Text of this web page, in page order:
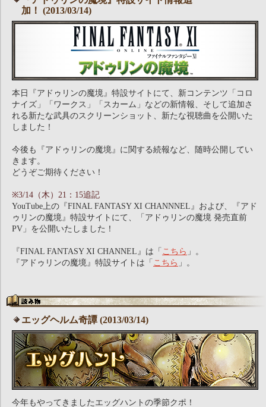
加！ (2013/03/14)
本日『アドゥリンの魔境』特設サイトにて、新コンテンツ「コロ
ナイズ」「ワークス」「スカーム」などの新情報、そして追加さ
れる新たな武具のスクリーンショット、新たな視聴曲を公開いた
しました！
今後も『アドゥリンの魔境』に関する続報など、随時公開してい
きます。
どうぞご期待ください！
※3/14（木）21：15追記
YouTube上の『FINAL FANTASY XI CHANNNEL』および、『アド
ゥリンの魔境』特設サイトにて、「アドゥリンの魔境 発売直前
PV」を公開いたしました！
『FINAL FANTASY XI CHANNEL』は「 こちら 」。
『アドゥリンの魔境』特設サイトは「 こちら 」。
エッグヘルム奇譚 (2013/03/14)
今年もやってきましたエッグハントの季節クポ！